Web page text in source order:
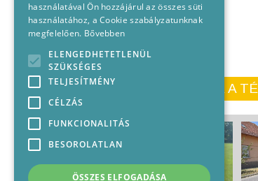
KORÁBBI CIKKEINK A
használatával Ön hozzájárul az összes süti
használatához, a Cookie szabályzatunknak
megfelelően. Bővebben
ELENGEDHETETLENÜL
SZÜKSÉGES
TELJESÍTMÉNY
CÉLZÁS
FUNKCIONALITÁS
BESOROLATLAN
ÖSSZES ELFOGADÁSA